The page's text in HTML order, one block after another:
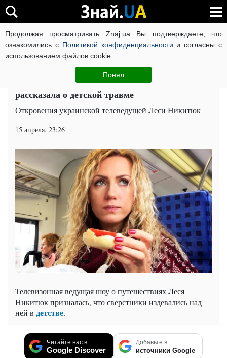
Продолжая просматривать Znaj.ua Вы подтверждаете, что
ознакомились с Политикой конфиденциальности и согласны с
использованием файлов cookie.
Понял
ВОЙНА РОССИИ ПРОТИВ УКРАИНЫ КОРОНАВИРУС В
Шоу-бизнес ЧИТАТИ УКРАЇНСЬКОЮ
"Была жертвой": ведущая Орла и Решки
рассказала о детской травме
Откровения украинской телеведущей Леси Никитюк
15 апреля, 23:26
Телевизонная ведущая шоу о путешествиях Леся
Никитюк призналась, что сверстники издевались над
ней в детстве.
Читайте нас в
Google Discover
Добавьте в
источники Google